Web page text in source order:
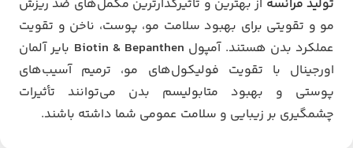
تولید فرانسه از بهترین و تاثیرگذارترین مکمل‌های ضد ریزش
مو و تقویتی برای بهبود سلامت مو، پوست، ناخن و تقویت
عملکرد بدن هستند. آمپول Biotin & Bepanthen بایر آلمان
اورجینال با تقویت فولیکول‌های مو، ترمیم آسیب‌های
پوستی و بهبود متابولیسم بدن می‌توانند تأثیرات
چشمگیری بر زیبایی و سلامت عمومی شما داشته باشند.